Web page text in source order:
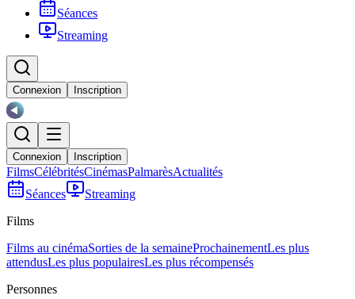
Séances
Streaming
Connexion Inscription
Connexion Inscription
FilmsCélébritésCinémasPalmarèsActualités
Séances
Streaming
Films
Films au cinémaSorties de la semaineProchainementLes plus
attendusLes plus populairesLes plus récompensés
Personnes